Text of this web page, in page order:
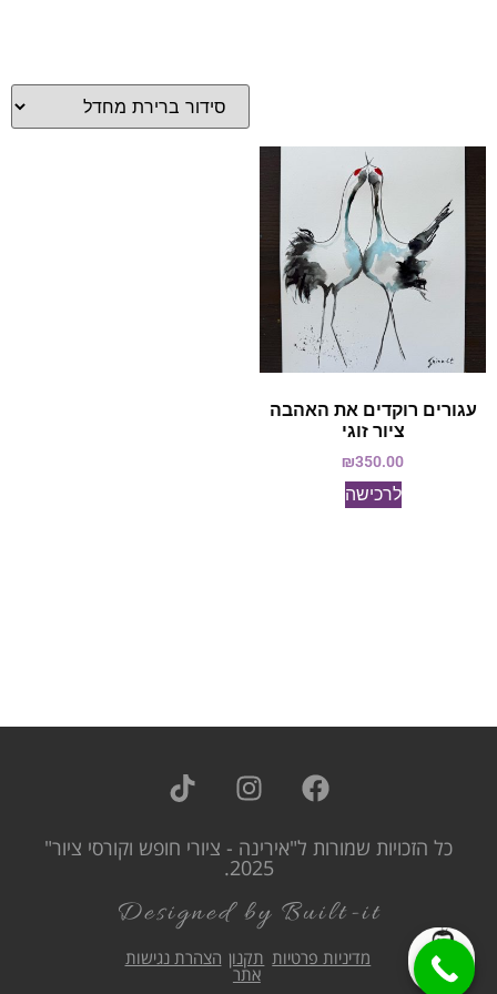
עגורים רוקדים את האהבה
ציור זוגי
₪350.00
לרכישה
כל הזכויות שמורות ל"אירינה - ציורי חופש וקורסי ציור"
2025.
Designed by Built-it
מדיניות פרטיות תקנון
אתר
הצהרת נגישות